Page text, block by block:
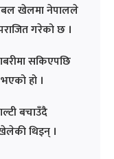
खेलमा नेपालले
गरेको छ ।
सकिएपछि
हो ।
बचाउँदै
थिइन् ।